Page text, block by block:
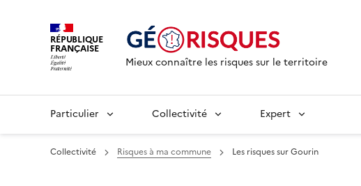
RÉPUBLIQUE
FRANÇAISE
Mieux connaître les risques sur le territoire
Particulier Collectivité Expert
Collectivité Risques à ma commune Les risques sur Gourin